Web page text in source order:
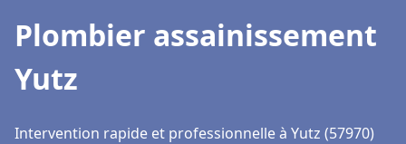
Plombier assainissement
Yutz
Intervention rapide et professionnelle à Yutz (57970)